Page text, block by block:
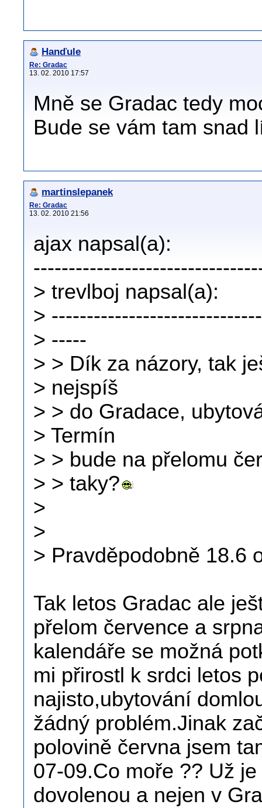
Hanďule
Re: Gradac
13. 02. 2010 17:57
Mně se Gradac tedy
Bude se vám tam snad
martinslepanek
Re: Gradac
13. 02. 2010 21:56
ajax napsal(a):
> trevlboj napsal(a):
>
> -----
> > Dík za názory, tak
> nejspíš
> > do Gradace,
> Termín
> > bude na přelomu
> > taky?
>
>
> Pravděpodobně 18.6
Tak letos Gradac ale
přelom července a
kalendáře se možná
mi přirostl k srdci letos
najisto,ubytování
žádný problém.Jinak
polovině června jsem
07-09.Co moře ?? Už
dovolenou a nejen v